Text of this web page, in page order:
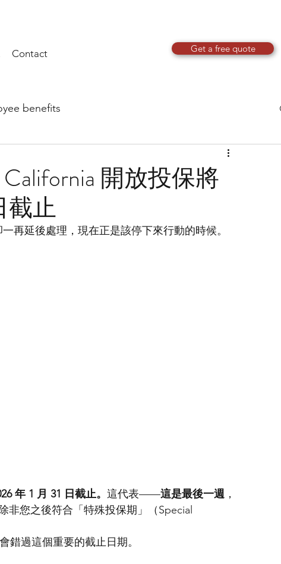
Contact Get a free quote
benefits
開放投保將
截止
再延後處理，現在正是該停下來行動的時候。
年 1 月 31 日截止。 這代表——這是最後一週 ，
非您之後符合「特殊投保期」（Special
錯過這個重要的截止日期。